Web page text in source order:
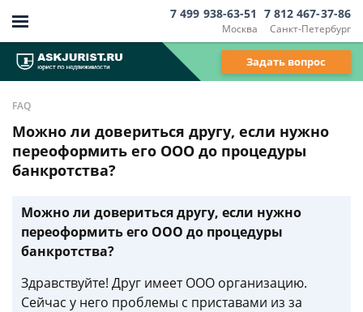
Москва
7 499 938-63-51
Санкт-Петербург
7 812 467-37-86
Задать вопрос
FAQ
Можно ли довериться другу, если нужно
переоформить его ООО до процедуры
банкротства?
Можно ли довериться другу, если нужно
переоформить его ООО до процедуры
банкротства?
Здравствуйте! Друг имеет ООО организацию.
Сейчас у него проблемы с приставами из за